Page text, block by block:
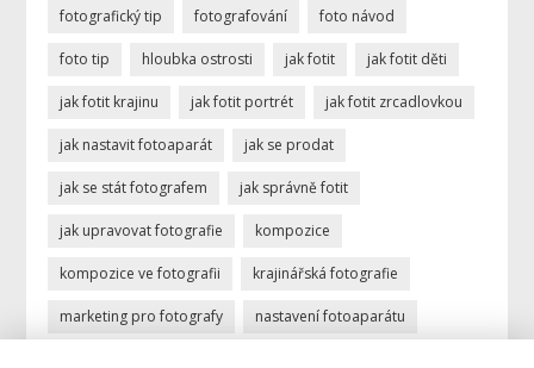
fotografický tip fotografování foto návod
foto tip hloubka ostrosti jak fotit jak fotit děti
jak fotit krajinu jak fotit portrét jak fotit zrcadlovkou
jak nastavit fotoaparát jak se prodat
jak se stát fotografem jak správně fotit
jak upravovat fotografie kompozice
kompozice ve fotografii krajinářská fotografie
marketing pro fotografy nastavení fotoaparátu